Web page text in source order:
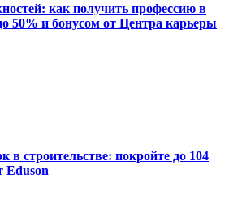
как получить профессию в
50% и бонусом от Центра карьеры
строительстве: покройте до 104
Eduson